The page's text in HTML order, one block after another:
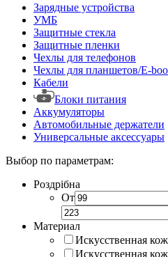
Зарядные устройства
УМБ
Защитные стекла
Защитные пленки
Чехлы для телефонов
Чехлы для планшетов/E-
Кабели
Блоки питания
Аккумуляторы
Автомобильные держатели
Универсальные аксессуары
Выбор по параметрам:
Роздрібна
От
Материал
Искусственная
Искусственная